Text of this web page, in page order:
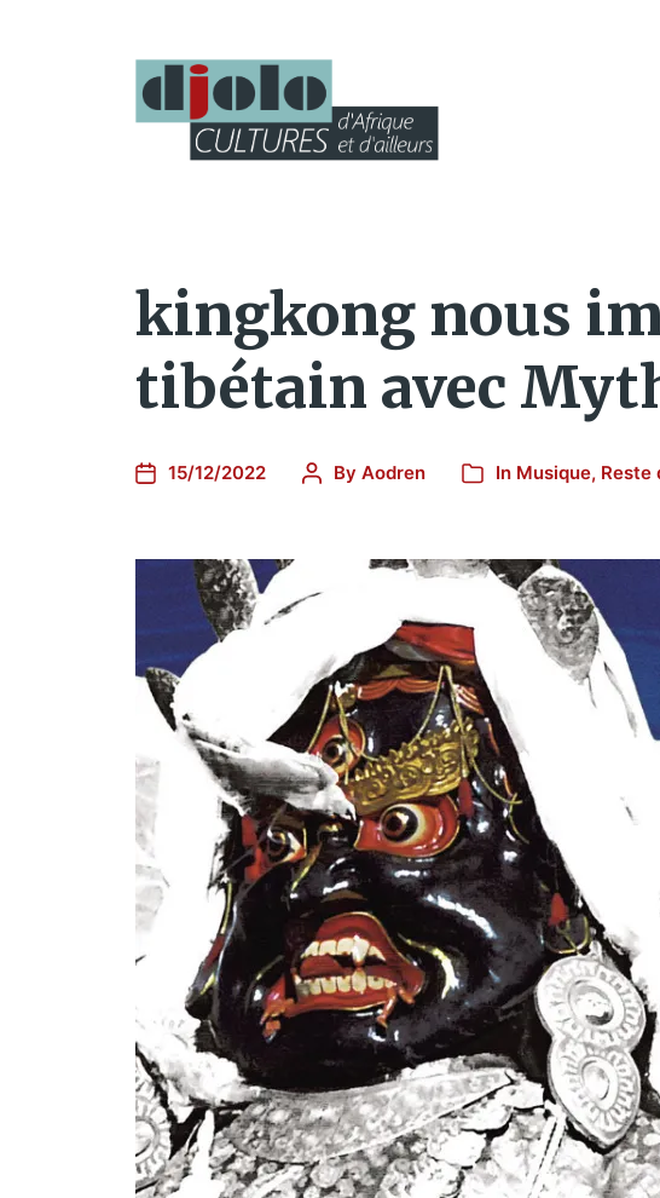
kingkong nous
tibétain avec
15/12/2022 By Aodren In Musique, Reste